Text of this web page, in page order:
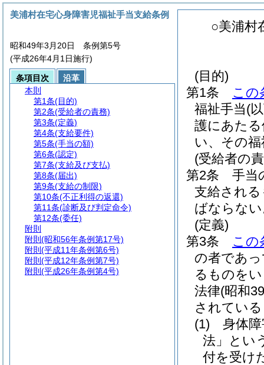
○美浦村
(目的)
第1条
この
福祉手当(
護にあた
い、その
(受給者の
第2条
手当
支給され
ばならな
(定義)
第3条
この
の者であ
るものを
法律(昭和
されてい
(1)
身体
法」とい
付を受け
美浦村在宅心身障害児福祉手当支給条例
昭和49年3月20日 条例第5号
(平成26年4月1日施行)
条項目次
沿革
本則
第1条(目的)
第2条(受給者の責務)
第3条(定義)
第4条(支給要件)
第5条(手当の額)
第6条(認定)
第7条(支給及び支払)
第8条(届出)
第9条(支給の制限)
第10条(不正利得の返還)
第11条(診断及び判定命令)
第12条(委任)
附則
附則 (昭和56年条例第17号)
附則 (平成11年条例第6号)
附則 (平成12年条例第7号)
附則 (平成26年条例第4号)